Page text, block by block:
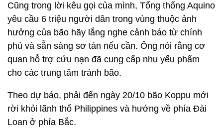
Cũng trong lời kêu gọi của mình, Tổng thống Aquino
yêu cầu 6 triệu người dân trong vùng thuộc ảnh
hưởng của bão hãy lắng nghe cảnh báo từ chính
phủ và sẵn sàng sơ tán nếu cần. Ông nói rằng cơ
quan hỗ trợ cứu nạn đã cung cấp nhu yếu phẩm
cho các trung tâm tránh bão.
Theo dự báo, phải đến ngày 20/10 bão Koppu mới
rời khỏi lãnh thổ Philippines và hướng về phía Đài
Loan ở phía Bắc.